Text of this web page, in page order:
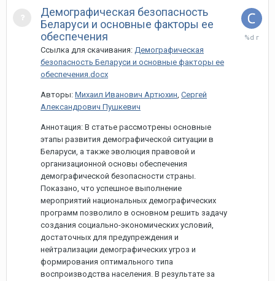
Демографическая безопасность
Беларуси и основные факторы ее
обеспечения
Ссылка для скачивания: Демографическая
безопасность Беларуси и основные факторы ее
обеспечения.docx
Авторы: Михаил Иванович Артюхин, Сергей
Александрович Пушкевич
Аннотация: В статье рассмотрены основные
этапы развития демографической ситуации в
Беларуси, а также эволюция правовой и
организационной основы обеспечения
демографической безопасности страны.
Показано, что успешное выполнение
мероприятий национальных демографических
программ позволило в основном решить задачу
создания социально-экономических условий,
достаточных для предупреждения и
нейтрализации демографических угроз и
формирования оптимального типа
воспроизводства населения. В результате за
31